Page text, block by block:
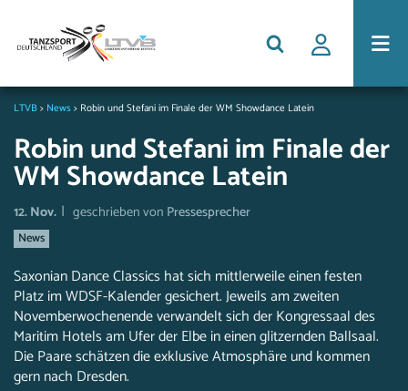
LTVB> News> Robin und Stefani im Finale der WM Showdance Latein
Robin und Stefani im Finale der
WM Showdance Latein
12. Nov. | geschrieben von Pressesprecher
News
Saxonian Dance Classics hat sich mittlerweile einen festen
Platz im WDSF-Kalender gesichert. Jeweils am zweiten
Novemberwochenende verwandelt sich der Kongressaal des
Maritim Hotels am Ufer der Elbe in einen glitzernden Ballsaal.
Die Paare schätzen die exklusive Atmosphäre und kommen
gern nach Dresden.